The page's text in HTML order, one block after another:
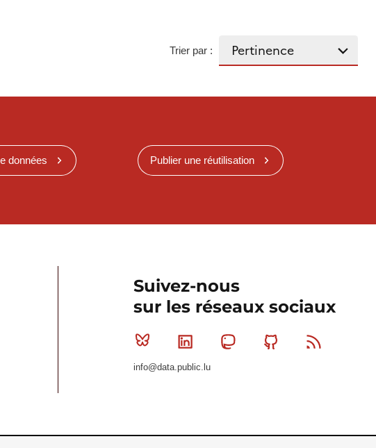
Trier par :
données Publier une réutilisation
Suivez-nous
sur les réseaux sociaux
Bluesky Linkedin MastodonGithub
info@data.public.lu